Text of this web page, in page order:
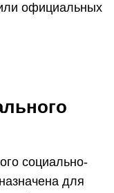
официальных
социально-
для